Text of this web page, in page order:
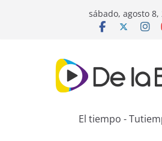
sábado, agosto 8,
El tiempo -